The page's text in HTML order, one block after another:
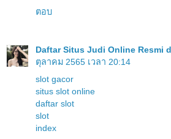
ตอบ
Daftar Situs Judi Online Resmi
ตุลาคม 2565 เวลา 20:14
slot gacor
situs slot online
daftar slot
slot
index